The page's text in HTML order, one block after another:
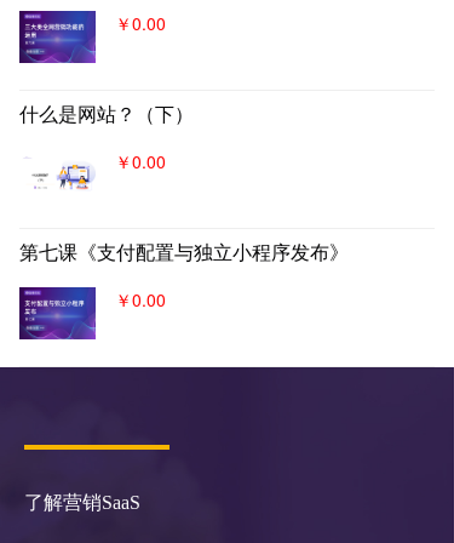
￥0.00
什么是网站？（下）
￥0.00
第七课《支付配置与独立小程序发布》
￥0.00
了解营销SaaS